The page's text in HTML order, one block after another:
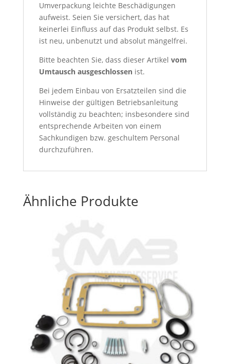
Umverpackung leichte Beschädigungen
aufweist. Seien Sie versichert, das hat
keinerlei Einfluss auf das Produkt selbst. Es
ist neu, unbenutzt und absolut mängelfrei.
Bitte beachten Sie, dass dieser Artikel vom
Umtausch ausgeschlossenist.
Bei jedem Einbau von Ersatzteilen sind die
Hinweise der gültigen Betriebsanleitung
vollständig zu beachten; insbesondere sind
entsprechende Arbeiten von einem
Sachkundigen bzw. geschultem Personal
durchzuführen.
Ähnliche Produkte